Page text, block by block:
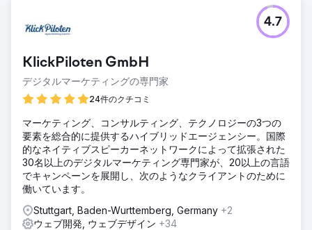
KlickPiloten GmbH
デジタルマーケティングの専門家
24件のクチコミ
4.7
マーケティング、コンサルティング、テクノロジーの3つの
要素を総合的に提供するハイブリッドエージェンシー。国際
的なネイティブスピーカーネットワークによって拡張された
30名以上のデジタルマーケティング専門家が、20以上の言語
でキャンペーンを展開し、次のようなクライアントのために
働いています。
Stuttgart, Baden-Wurttemberg, Germany +2
ウェブ開発, ウェブデザイン +34